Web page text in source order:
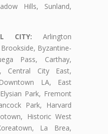
Hills, Sunland,
CITY: Arlington
Byzantine-
Pass, Carthay,
Central City East,
LA, East
Park, Fremont
Park, Harvard
Historic West
La Brea,